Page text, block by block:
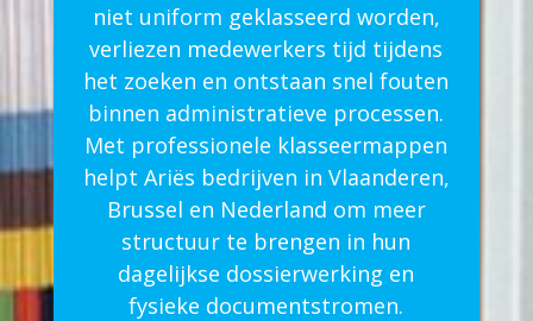
niet uniform geklasseerd worden,
verliezen medewerkers tijd tijdens
het zoeken en ontstaan snel fouten
binnen administratieve processen.
Met professionele klasseermappen
helpt Ariës bedrijven in Vlaanderen,
Brussel en Nederland om meer
structuur te brengen in hun
dagelijkse dossierwerking en
fysieke documentstromen.